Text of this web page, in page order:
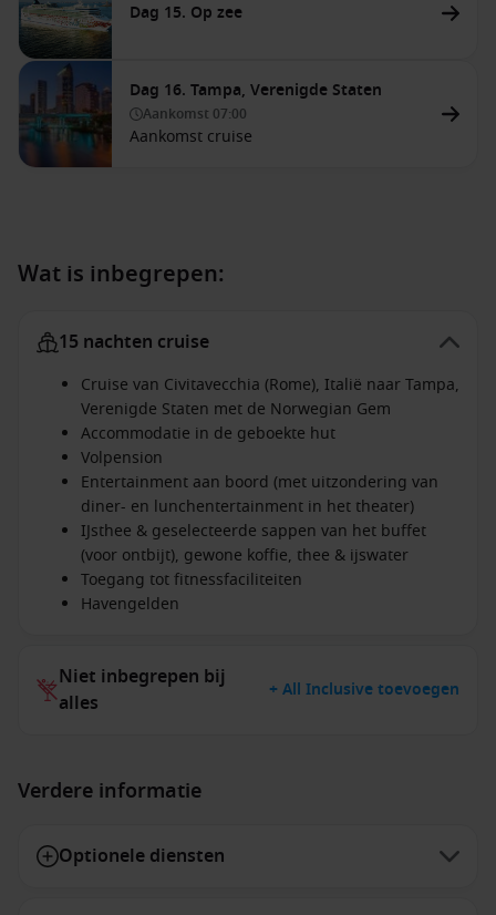
Dag 15. Op zee
Dag 16. Tampa, Verenigde Staten
Aankomst 07:00
Aankomst cruise
Wat is inbegrepen:
15 nachten cruise
Cruise van Civitavecchia (Rome), Italië naar Tampa,
Verenigde Staten met de Norwegian Gem
Accommodatie in de geboekte hut
Volpension
Entertainment aan boord (met uitzondering van
diner- en lunchentertainment in het theater)
IJsthee & geselecteerde sappen van het buffet
(voor ontbijt), gewone koffie, thee & ijswater
Toegang tot fitnessfaciliteiten
Havengelden
Niet inbegrepen bij
alles
+ All Inclusive toevoegen
Verdere informatie
Optionele diensten